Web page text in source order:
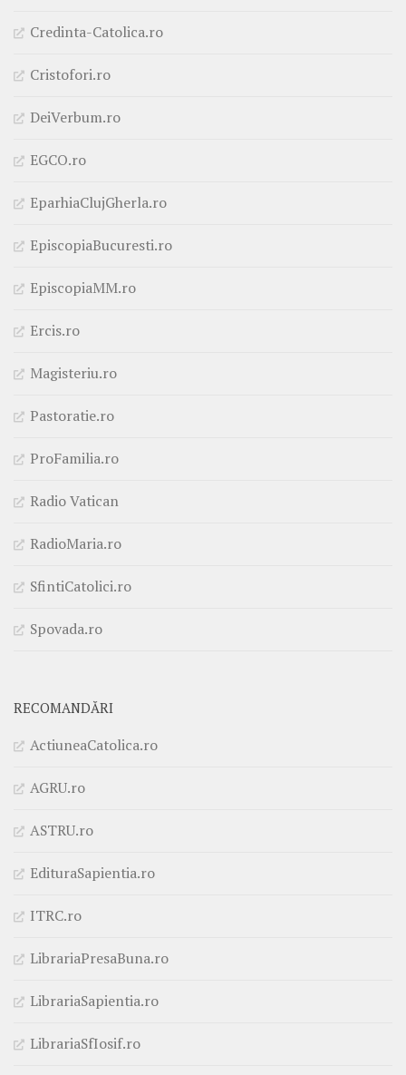
Credinta-Catolica.ro
Cristofori.ro
DeiVerbum.ro
EGCO.ro
EparhiaClujGherla.ro
EpiscopiaBucuresti.ro
EpiscopiaMM.ro
Ercis.ro
Magisteriu.ro
Pastoratie.ro
ProFamilia.ro
Radio Vatican
RadioMaria.ro
SfintiCatolici.ro
Spovada.ro
RECOMANDĂRI
ActiuneaCatolica.ro
AGRU.ro
ASTRU.ro
EdituraSapientia.ro
ITRC.ro
LibrariaPresaBuna.ro
LibrariaSapientia.ro
LibrariaSfIosif.ro